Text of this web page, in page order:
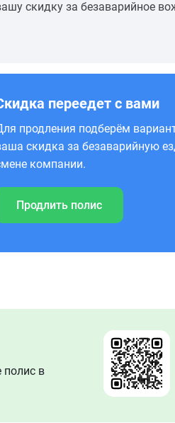
скидку за безаварийное
переедет с вами
продления подберём
скидка за безаварийную
компании.
Продлить полис
полис в